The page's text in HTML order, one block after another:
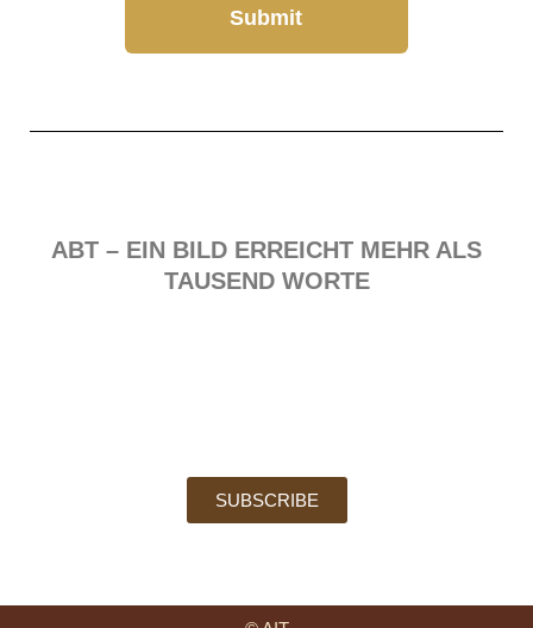
ABT – EIN BILD ERREICHT MEHR ALS
TAUSEND WORTE
SUBSCRIBE